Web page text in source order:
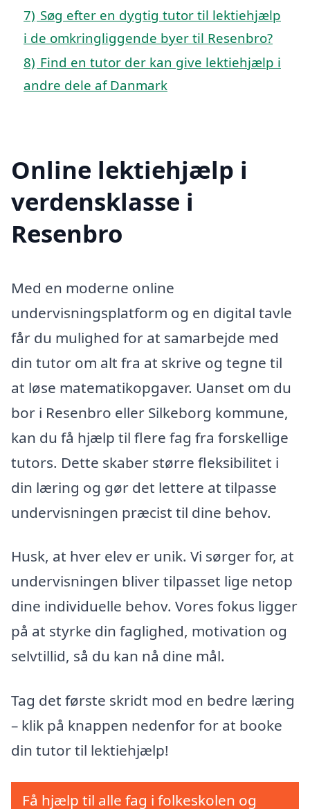
7) Søg efter en dygtig tutor til lektiehjælp
i de omkringliggende byer til Resenbro?
8) Find en tutor der kan give lektiehjælp i
andre dele af Danmark
Online lektiehjælp i
verdensklasse i
Resenbro
Med en moderne online
undervisningsplatform og en digital tavle
får du mulighed for at samarbejde med
din tutor om alt fra at skrive og tegne til
at løse matematikopgaver. Uanset om du
bor i Resenbro eller Silkeborg kommune,
kan du få hjælp til flere fag fra forskellige
tutors. Dette skaber større fleksibilitet i
din læring og gør det lettere at tilpasse
undervisningen præcist til dine behov.
Husk, at hver elev er unik. Vi sørger for, at
undervisningen bliver tilpasset lige netop
dine individuelle behov. Vores fokus ligger
på at styrke din faglighed, motivation og
selvtillid, så du kan nå dine mål.
Tag det første skridt mod en bedre læring
– klik på knappen nedenfor for at booke
din tutor til lektiehjælp!
Få hjælp til alle fag i folkeskolen og